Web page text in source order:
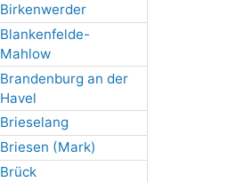
Birkenwerder
Blankenfelde-
Mahlow
Brandenburg an der
Havel
Brieselang
Briesen (Mark)
Brück